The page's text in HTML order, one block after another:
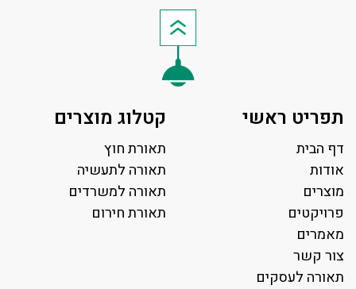
תפריט ראשי
דף הבית
אודות
מוצרים
פרויקטים
מאמרים
צור קשר
תאורה לעסקים
קטלוג מוצרים
תאורת חוץ
תאורה לתעשיה
תאורה למשרדים
תאורת חירום